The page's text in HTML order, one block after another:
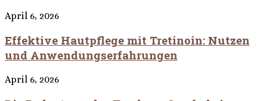
April 6, 2026
Effektive Hautpflege mit Tretinoin: Nutzen
und Anwendungserfahrungen
April 6, 2026